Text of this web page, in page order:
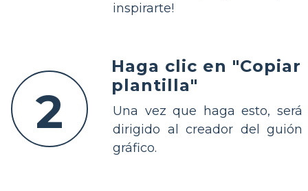
inspirarte!
2
Haga clic en "Copiar
plantilla"
Una vez que haga esto, será
dirigido al creador del guión
gráfico.